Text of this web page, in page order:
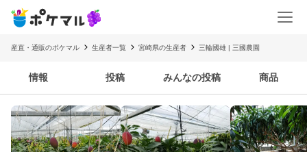
産直・通販のポケマル 生産者一覧 宮崎県の生産者 三輪國雄 | 三國農園
情報 投稿 みんなの投稿 商品